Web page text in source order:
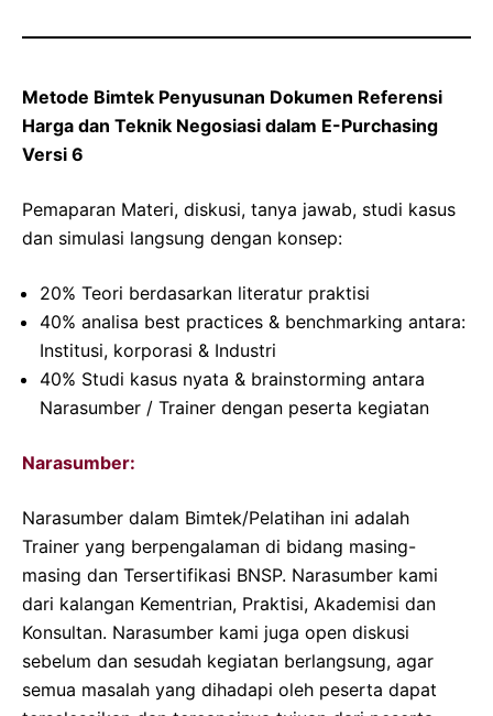
Metode Bimtek Penyusunan Dokumen Referensi
Harga dan Teknik Negosiasi dalam E-Purchasing
Versi 6
Pemaparan Materi, diskusi, tanya jawab, studi kasus
dan simulasi langsung dengan konsep:
20% Teori berdasarkan literatur praktisi
40% analisa best practices & benchmarking antara:
Institusi, korporasi & Industri
40% Studi kasus nyata & brainstorming antara
Narasumber / Trainer dengan peserta kegiatan
Narasumber:
Narasumber dalam Bimtek/Pelatihan ini adalah
Trainer yang berpengalaman di bidang masing-
masing dan Tersertifikasi BNSP. Narasumber kami
dari kalangan Kementrian, Praktisi, Akademisi dan
Konsultan. Narasumber kami juga open diskusi
sebelum dan sesudah kegiatan berlangsung, agar
semua masalah yang dihadapi oleh peserta dapat